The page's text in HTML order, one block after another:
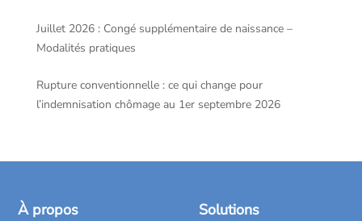
Juillet 2026 : Congé supplémentaire de naissance –
Modalités pratiques
Rupture conventionnelle : ce qui change pour
l’indemnisation chômage au 1er septembre 2026
À propos Solutions